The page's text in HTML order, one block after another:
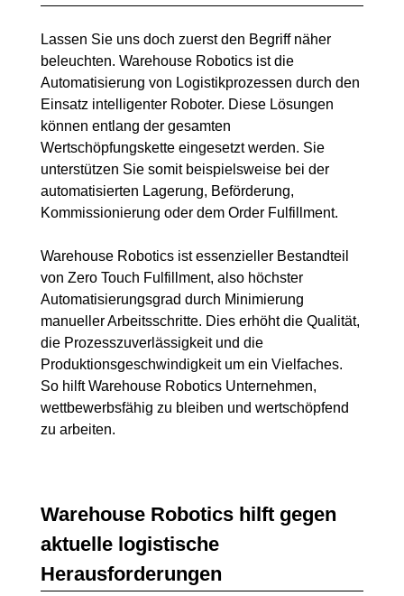
Lassen Sie uns doch zuerst den Begriff näher
beleuchten. Warehouse Robotics ist die
Automatisierung von Logistikprozessen durch den
Einsatz intelligenter Roboter. Diese Lösungen
können entlang der gesamten
Wertschöpfungskette eingesetzt werden. Sie
unterstützen Sie somit beispielsweise bei der
automatisierten Lagerung, Beförderung,
Kommissionierung oder dem Order Fulfillment.
Warehouse Robotics ist essenzieller Bestandteil
von Zero Touch Fulfillment, also höchster
Automatisierungsgrad durch Minimierung
manueller Arbeitsschritte. Dies erhöht die Qualität,
die Prozesszuverlässigkeit und die
Produktionsgeschwindigkeit um ein Vielfaches.
So hilft Warehouse Robotics Unternehmen,
wettbewerbsfähig zu bleiben und wertschöpfend
zu arbeiten.
Warehouse Robotics hilft gegen
aktuelle logistische
Herausforderungen